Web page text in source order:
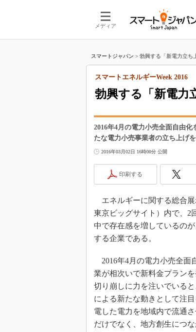
メディア
スマートジャパン > 勃興する「新電力立ち
勃興する「新電力
スマートエネルギーWeek 2016
2016年4月の電力小売全面自由
たな電力小売事業者の立ち上げ
2016年03月02日 16時00分 公開
印刷する
エネルギーに関する総合展
東京ビッグサイト）内で、2
中で存在感を増しているの
する企業である。
2016年4月の電力小売全面
業が相次いで新料金プラン
切り崩しに力を注いでいる
による新たな動きとして注
電した電力を地域内で流通
だけでなく、地方創生につ